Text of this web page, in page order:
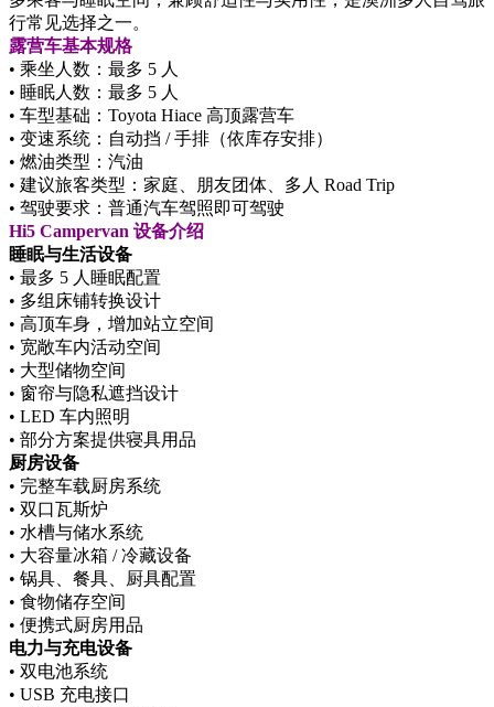
行常见选择之一。
露营车基本规格
• 乘坐人数：最多 5 人
• 睡眠人数：最多 5 人
• 车型基础：Toyota Hiace 高顶露营车
• 变速系统：自动挡 / 手排（依库存安排）
• 燃油类型：汽油
• 建议旅客类型：家庭、朋友团体、多人 Road Trip
• 驾驶要求：普通汽车驾照即可驾驶
Hi5 Campervan 设备介绍
睡眠与生活设备
• 最多 5 人睡眠配置
• 多组床铺转换设计
• 高顶车身，增加站立空间
• 宽敞车内活动空间
• 大型储物空间
• 窗帘与隐私遮挡设计
• LED 车内照明
• 部分方案提供寝具用品
厨房设备
• 完整车载厨房系统
• 双口瓦斯炉
• 水槽与储水系统
• 大容量冰箱 / 冷藏设备
• 锅具、餐具、厨具配置
• 食物储存空间
• 便携式厨房用品
电力与充电设备
• 双电池系统
• USB 充电接口